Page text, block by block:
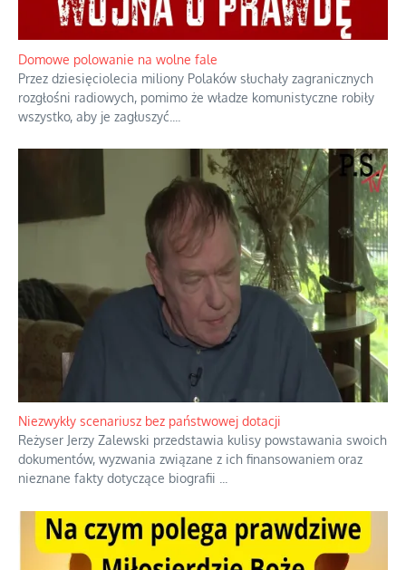
Domowe polowanie na wolne fale
Przez dziesięciolecia miliony Polaków słuchały zagranicznych
rozgłośni radiowych, pomimo że władze komunistyczne robiły
wszystko, aby je zagłuszyć.
Niezwykły scenariusz bez państwowej dotacji
Reżyser Jerzy Zalewski przedstawia kulisy powstawania swoich
dokumentów, wyzwania związane z ich finansowaniem oraz
nieznane fakty dotyczące biografii ...